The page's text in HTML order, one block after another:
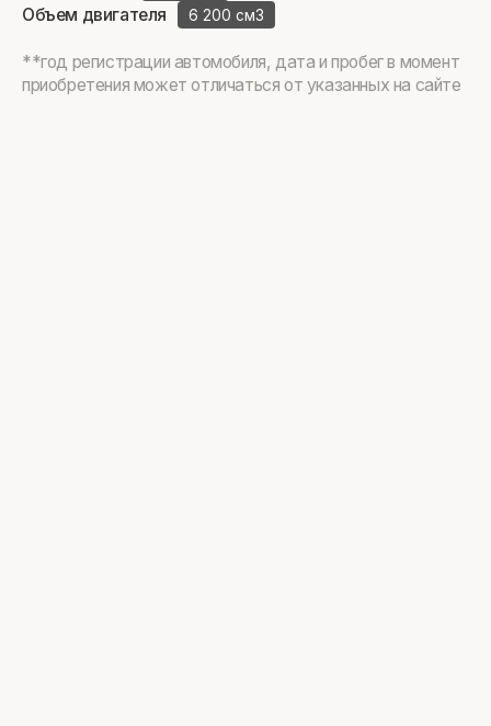
Объем двигателя 6 200 см3
**год регистрации автомобиля, дата и пробег в момент
приобретения может отличаться от указанных на сайте